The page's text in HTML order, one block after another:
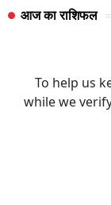
आज का राशिफल